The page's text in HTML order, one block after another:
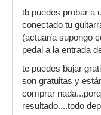
tb puedes probar a
conectado tu
(actuaría supongo
pedal a la entrada
te puedes bajar
son gratuitas y
comprar
resultado....todo